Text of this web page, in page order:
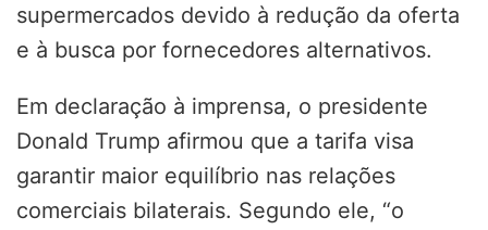
supermercados devido à redução da oferta
e à busca por fornecedores alternativos.
Em declaração à imprensa, o presidente
Donald Trump afirmou que a tarifa visa
garantir maior equilíbrio nas relações
comerciais bilaterais. Segundo ele, “o